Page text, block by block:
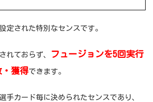
定された特別なセンスです。
れておらず、
フュージョンを5回実行
・獲得できます。
手カード毎に決められたセンスであり、